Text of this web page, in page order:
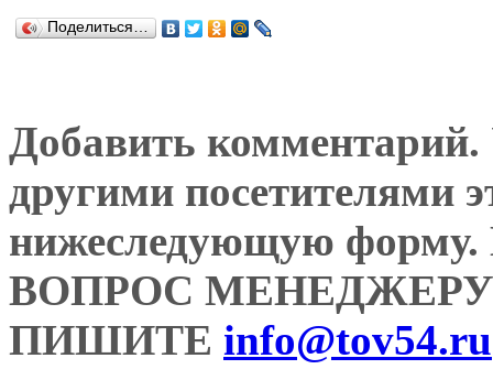
Поделиться…
Добавить комментарий.
другими посетителями
нижеследующую
ВОПРОС
ПИШИТЕ info@tov54.ru